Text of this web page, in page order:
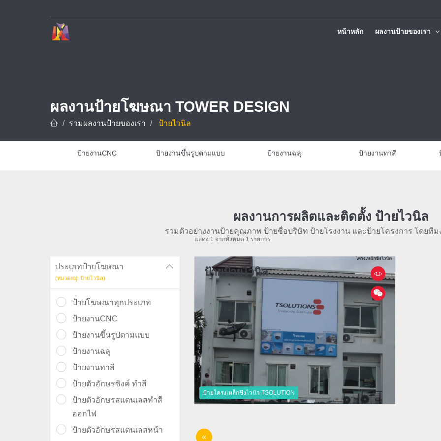
หน้าหลัก ผลงานป้ายของเรา
ผลงานป้ายโฆษณา TOWER DESIGN
รวมผลงานป้ายของเรา ป้ายไวนิล
ป้ายงานCNC ป้ายงานขึ้นรูปตามแบบ ป้ายงานฉลุ ป้ายงานทาสี
ผลงานการผลิตและติดตั้ง ป้ายไวนิล
รวมตัวอย่างงานป้ายคุณภาพ ป้ายชื่อบริษัท ป้ายโรงงาน และป้ายโครงการ โดยที
ประเภทป้ายโฆษณา
(หมวดหมู่: ป้ายไวนิล)
ป้ายโฆษณาทุกประเภท
ป้ายงานCNC
ป้ายงานขึ้นรูปตามแบบ
ป้ายงานฉลุ
ป้ายงานทาสี
ป้ายตัวอักษรซิงค์ ทำสี
ป้ายตัวอักษรสแตนเลสทำสี
ออกไฟ
ป้ายตัวอักษรสแตนเลสหน้า
แสดง 1 จากทั้งหมด 1 รายการ
ป้ายโครงเหล็กขึงไวนิว TSOLUTION
ป้ายป้ายไวนิล
«